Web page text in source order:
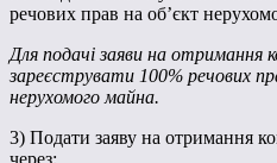
речових прав на об’єкт
Для подачі заяви на отримання
зареєструвати 100% речових
нерухомого майна.
3) Подати заяву на отримання